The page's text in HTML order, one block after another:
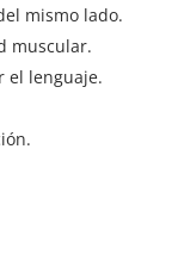
mismo lado.
muscular.
el lenguaje.